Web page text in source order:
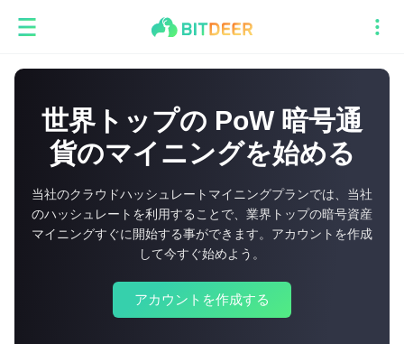
世界トップの PoW 暗号通
貨のマイニングを始める
当社のクラウドハッシュレートマイニングプランでは、当社
のハッシュレートを利用することで、業界トップの暗号資産
マイニングすぐに開始する事ができます。アカウントを作成
して今すぐ始めよう。
アカウントを作成する